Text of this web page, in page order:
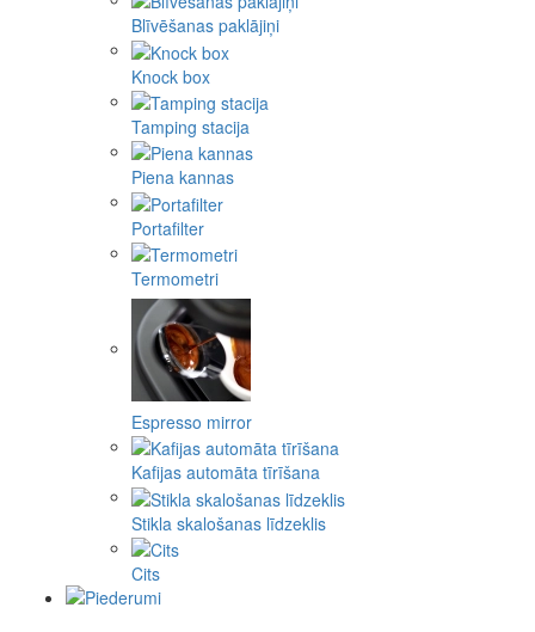
Blīvēšanas paklājiņi
Knock box
Tamping stacija
Piena kannas
Portafilter
Termometri
Espresso mirror
Kafijas automāta tīrīšana
Stikla skalošanas līdzeklis
Cits